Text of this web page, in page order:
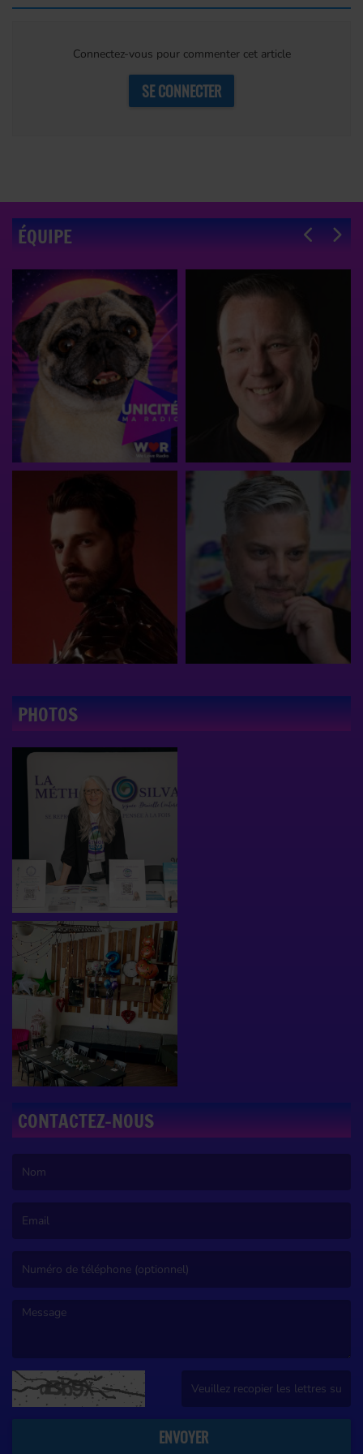
Connectez-vous pour commenter cet article
SE CONNECTER
ÉQUIPE
PHOTOS
CONTACTEZ-NOUS
ENVOYER